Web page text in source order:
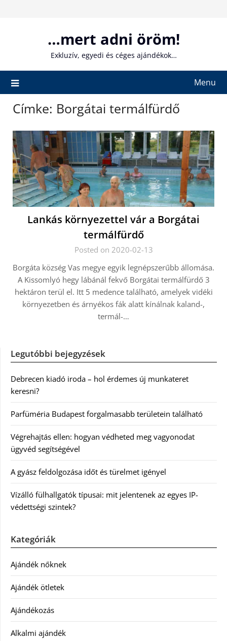
…mert adni öröm!
Exkluzív, egyedi és céges ajándékok…
Menu
Címke: Borgátai termálfürdő
Lankás környezettel vár a Borgátai
termálfürdő
Posted on 2020-02-13
Borgáta község Vas megye egyik legnépszerűbb állomása.
A Kissomlyó hegy lábánál fekvő Borgátai termálfürdő 3
hektáron terül el. Itt 5 medence található, amelyek vidéki
környezetben és árnyékos fák alatt kínálnak kaland-,
termál-…
Legutóbbi bejegyzések
Debrecen kiadó iroda – hol érdemes új munkateret
keresni?
Parfüméria Budapest forgalmasabb területein található
Végrehajtás ellen: hogyan védheted meg vagyonodat
ügyvéd segítségével
A gyász feldolgozása időt és türelmet igényel
Vízálló fülhallgatók típusai: mit jelentenek az egyes IP-
védettségi szintek?
Kategóriák
Ajándék nőknek
Ajándék ötletek
Ajándékozás
Alkalmi ajándék